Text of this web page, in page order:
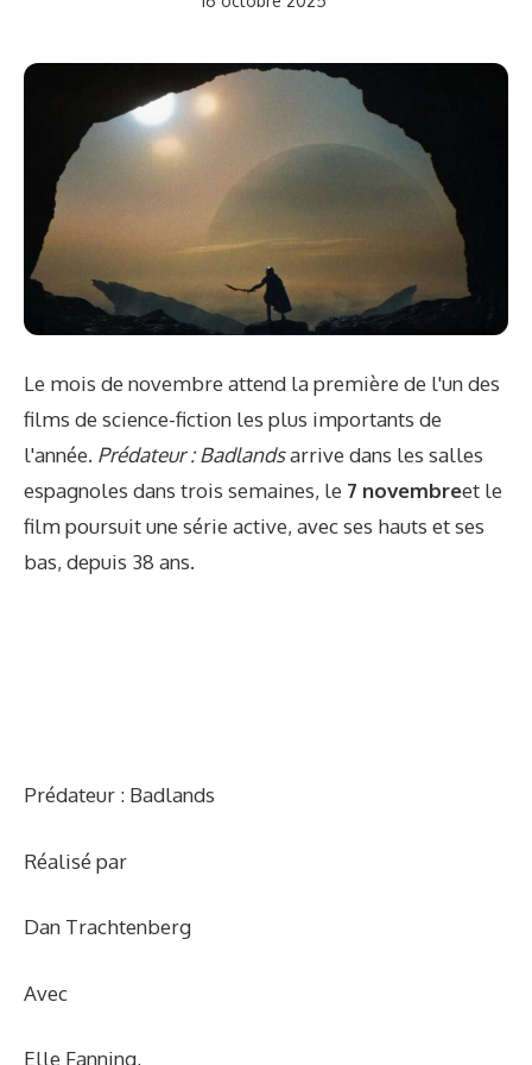
Le mois de novembre attend la première de l'un des
films de science-fiction les plus importants de
l'année. Prédateur : Badlandsarrive dans les salles
espagnoles dans trois semaines, le 7 novembreet le
film poursuit une série active, avec ses hauts et ses
bas, depuis 38 ans.
Prédateur : Badlands
Réalisé par
Dan Trachtenberg
Avec
Elle Fanning,